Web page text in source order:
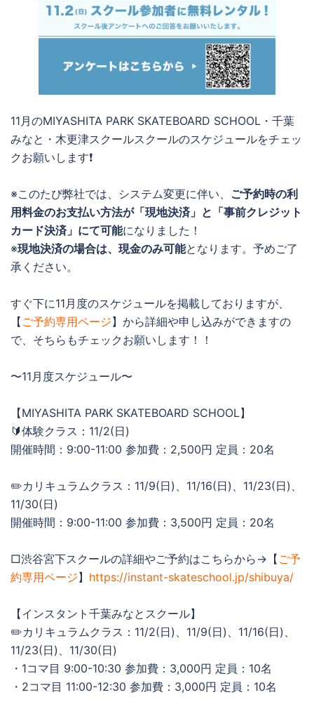
11月のMIYASHITA PARK SKATEBOARD SCHOOL・千葉
みなと・木更津スクールスクールのスケジュールをチェッ
クお願いします❗️
※このたび弊社では、システム変更に伴い、 ご予約時の利
用料金のお支払い方法が「現地決済」と「事前クレジット
カード決済」にて可能になりました！
※現地決済の場合は、現金のみ可能となります。予めご了
承ください。
すぐ下に11月度のスケジュールを掲載しておりますが、
【 ご予約専用ページ】から詳細や申し込みができますの
で、そちらもチェックお願いします！！
〜11月度スケジュール〜
【MIYASHITA PARK SKATEBOARD SCHOOL】
🔰体験クラス：11/2(日)
開催時間：9:00-11:00 参加費：2,500円 定員：20名
✏️カリキュラムクラス：11/9(日)、11/16(日)、11/23(日)、
11/30(日)
開催時間：9:00-11:00 参加費：3,500円 定員：20名
□渋谷宮下スクールの詳細やご予約はこちらから→【 ご予
約専用ページ】 https://instant-skateschool.jp/shibuya/
【インスタント千葉みなとスクール】
✏️カリキュラムクラス：11/2(日)、11/9(日)、11/16(日)、
11/23(日)、11/30(日)
・1コマ目 9:00-10:30 参加費：3,000円 定員：10名
・2コマ目 11:00-12:30 参加費：3,000円 定員：10名